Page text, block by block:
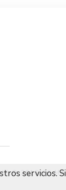
© 2016-26
servicios.